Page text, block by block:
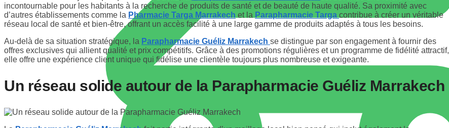
incontournable pour les habitants à la recherche de produits de santé et de beauté de haute qualité. Sa proximité avec
d’autres établissements comme la Pharmacie Targa Marrakech et la Parapharmacie Targa contribue à créer un véritable
réseau local de santé et bien-être, offrant un accès facilité à une large gamme de produits adaptés à tous les besoins.
Au-delà de sa situation stratégique, la Parapharmacie Guéliz Marrakech se distingue par son engagement à fournir des
offres exclusives qui allient qualité et prix compétitifs. Grâce à des promotions régulières et un programme de fidélité attractif,
elle offre une expérience client unique qui fidélise une clientèle toujours plus nombreuse et exigeante.
Un réseau solide autour de la Parapharmacie Guéliz Marrakech